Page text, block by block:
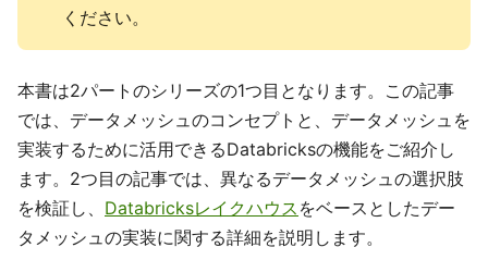
ください。
本書は2パートのシリーズの1つ目となります。この記事
では、データメッシュのコンセプトと、データメッシュを
実装するために活用できるDatabricksの機能をご紹介し
ます。2つ目の記事では、異なるデータメッシュの選択肢
を検証し、 Databricksレイクハウス をベースとしたデー
タメッシュの実装に関する詳細を説明します。